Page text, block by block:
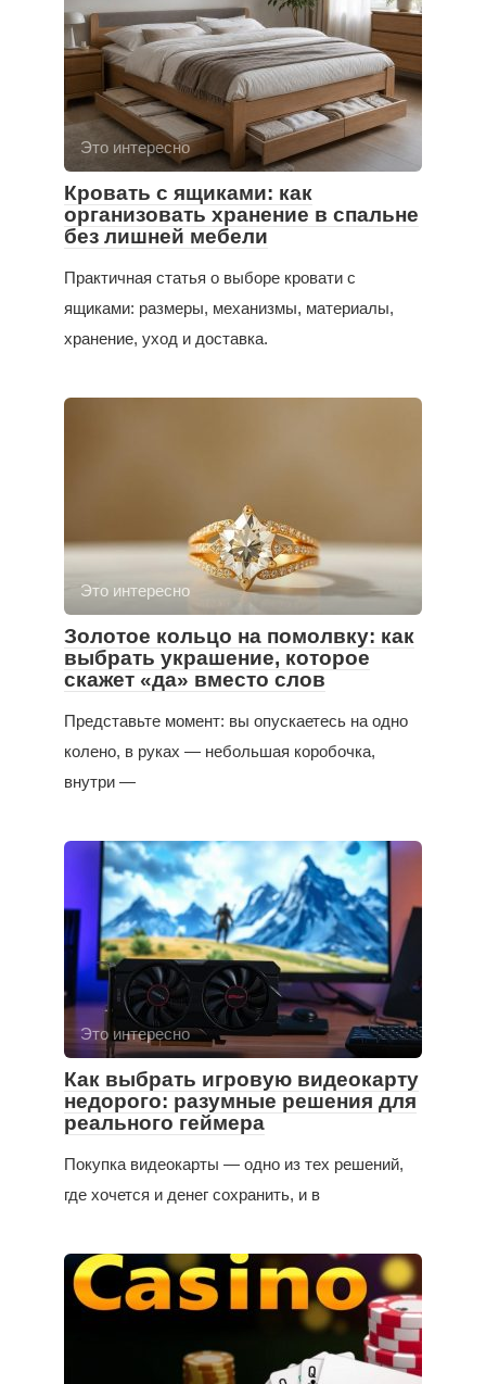
Это интересно
Кровать с ящиками: как
организовать хранение в спальне
без лишней мебели
Практичная статья о выборе кровати с
ящиками: размеры, механизмы, материалы,
хранение, уход и доставка.
Это интересно
Золотое кольцо на помолвку: как
выбрать украшение, которое
скажет «да» вместо слов
Представьте момент: вы опускаетесь на одно
колено, в руках — небольшая коробочка,
внутри —
Это интересно
Как выбрать игровую видеокарту
недорого: разумные решения для
реального геймера
Покупка видеокарты — одно из тех решений,
где хочется и денег сохранить, и в